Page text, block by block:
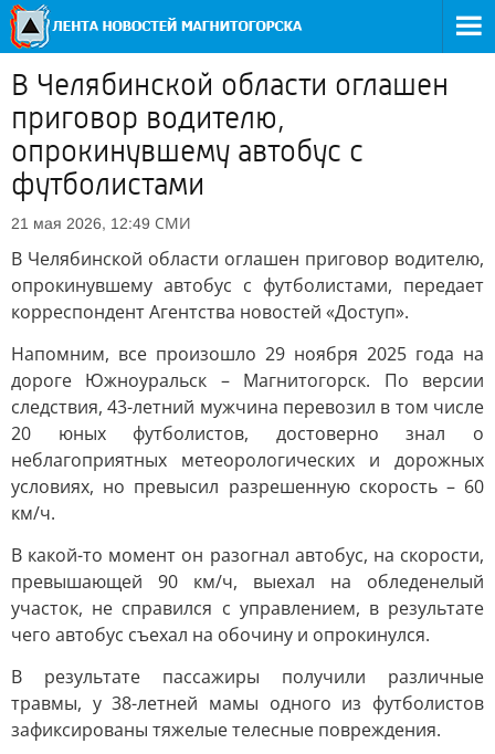
В Челябинской области оглашен
приговор водителю,
опрокинувшему автобус с
футболистами
21 мая 2026, 12:49 СМИ
В Челябинской области оглашен приговор водителю,
опрокинувшему автобус с футболистами, передает
корреспондент Агентства новостей «Доступ».
Напомним, все произошло 29 ноября 2025 года на
дороге Южноуральск – Магнитогорск. По версии
следствия, 43-летний мужчина перевозил в том числе
20 юных футболистов, достоверно знал о
неблагоприятных метеорологических и дорожных
условиях, но превысил разрешенную скорость – 60
км/ч.
В какой-то момент он разогнал автобус, на скорости,
превышающей 90 км/ч, выехал на обледенелый
участок, не справился с управлением, в результате
чего автобус съехал на обочину и опрокинулся.
В результате пассажиры получили различные
травмы, у 38-летней мамы одного из футболистов
зафиксированы тяжелые телесные повреждения.